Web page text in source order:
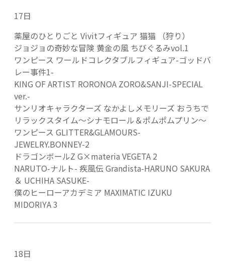
17日
薬屋のひとりごと Vivitフィギュア 猫猫 （狩り）
ジョジョの奇妙な冒険 黄金の風 ちびぐるみvol.1
ワンピース ワールドコレクタブルフィギュア-ゴッドバ
レー事件1-
KING OF ARTIST RORONOA ZORO&SANJI-SPECIAL
ver.-
サンリオキャラクターズ なかよしメモリーズ おうちで
リラックスタイム～シナモロール＆ポムポムプリン～
ワンピース GLITTER&GLAMOURS-
JEWELRY.BONNEY-2
ドラゴンボールZ G×materia VEGETA 2
NARUTO-ナルト- 疾風伝 Grandista-HARUNO SAKURA
＆ UCHIHA SASUKE-
僕のヒーローアカデミア MAXIMATIC IZUKU
MIDORIYA 3
18日